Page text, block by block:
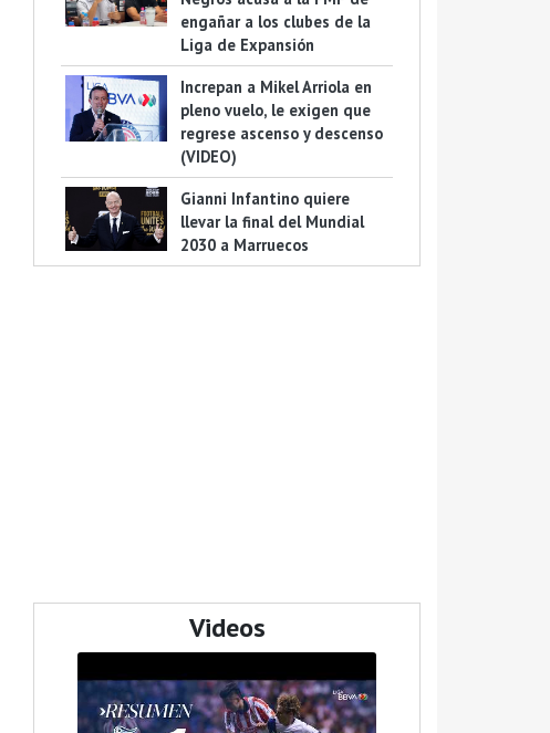
engañar a los clubes de la
Liga de Expansión
Increpan a Mikel Arriola en
pleno vuelo, le exigen que
regrese ascenso y descenso
(VIDEO)
Gianni Infantino quiere
llevar la final del Mundial
2030 a Marruecos
Videos